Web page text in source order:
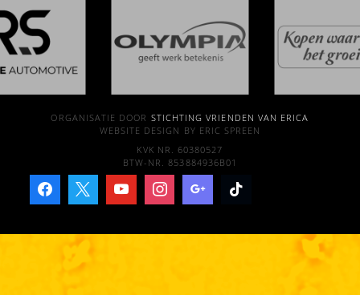
ORGANISATIE DOOR STICHTING VRIENDEN VAN ERICA
WEBSITE DESIGN BY ERIC SPREEN
KVK NR. 60380527
BTW-NR. 853884936B01